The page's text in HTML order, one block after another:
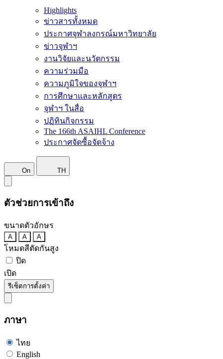
Highlights
ข่าวสารทั้งหมด
ประกาศจุฬาลงกรณ์มหาวิทยาลัย
ข่าวจุฬาฯ
งานวิจัยและนวัตกรรม
ความร่วมมือ
ความภูมิใจของจุฬาฯ
การศึกษาและหลักสูตร
จุฬาฯ ในสื่อ
ปฏิทินกิจกรรม
The 166th ASAIHL Conference
ประกาศจัดซื้อจัดจ้าง
On TH
ตัวช่วยการเข้าถึง
ขนาดตัวอักษร
A A A
โหมดสีตัดกันสูง
ปิด
เปิด
รีเซ็ตการตั้งค่า
ภาษา
ไทย
English